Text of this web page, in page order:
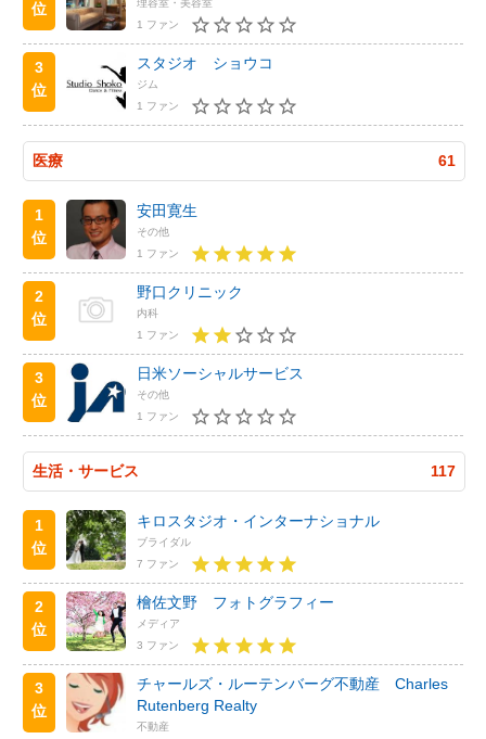
位
1 ファン
3
位
スタジオ ショウコ
ジム
1 ファン
医療 61
1
位
安田寛生
その他
1 ファン
2
位
野口クリニック
内科
1 ファン
3
位
日米ソーシャルサービス
その他
1 ファン
生活・サービス 117
1
位
キロスタジオ・インターナショナル
ブライダル
7 ファン
2
位
檜佐文野 フォトグラフィー
メディア
3 ファン
3
位
チャールズ・ルーテンバーグ不動産 Charles
Rutenberg Realty
不動産